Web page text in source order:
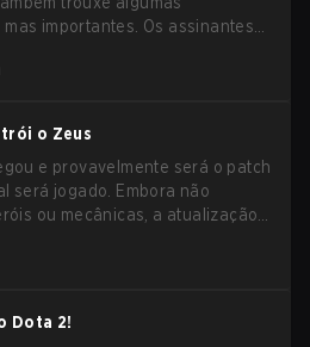
importantes. Os assinantes
podem vincular teclas de
o Zeus
e provavelmente será o patch
será jogado. Embora não
ou mecânicas, a atualização
Dota 2!